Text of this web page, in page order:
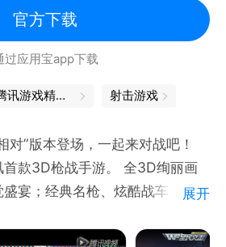
官方下载
过应用宝app下载
腾讯游戏精品汇聚，让你畅玩不停 射击游戏
对”版本登场，一起来对战吧！
首款3D枪战手游。 全3D绚丽画
宴；经典名枪、炫酷战车，构建
实战场；真人实时对战，不再一
展开